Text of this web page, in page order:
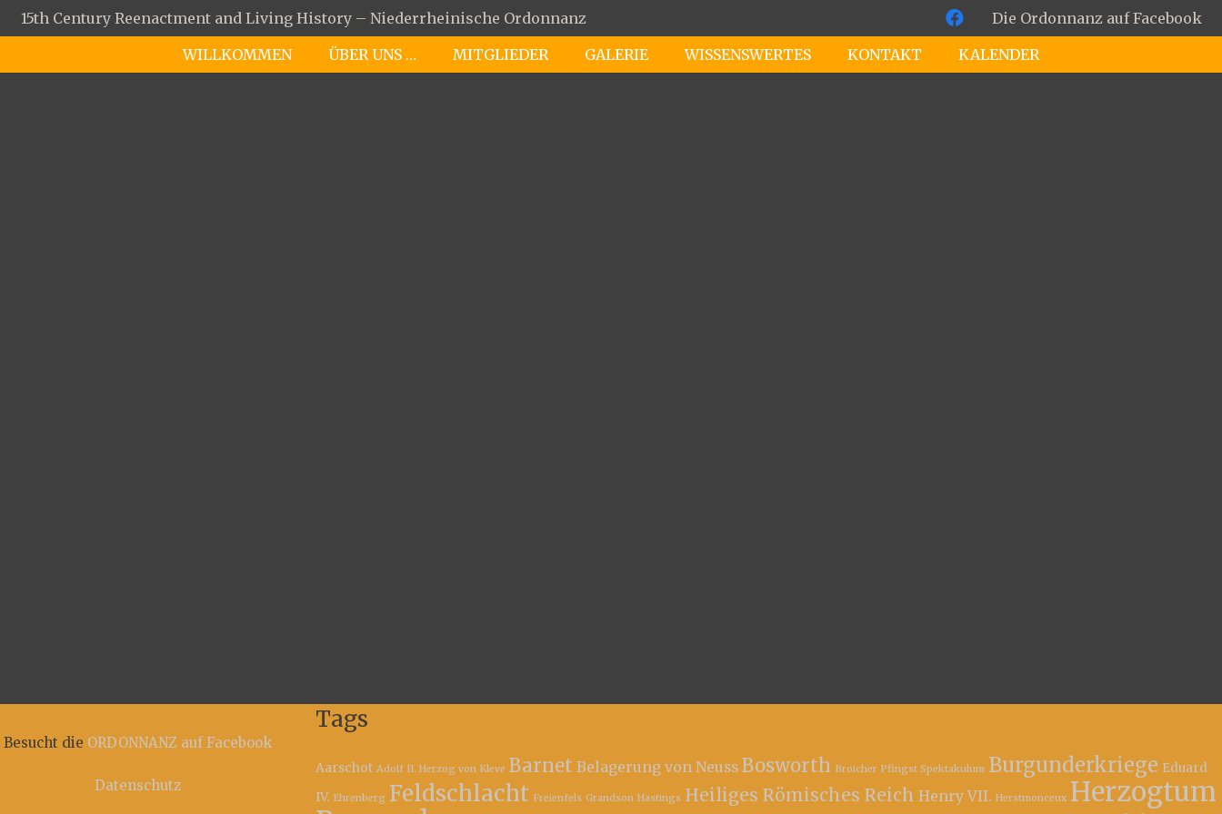
15th Century Reenactment and Living History – Niederrheinische Ordonnanz
Die Ordonnanz auf Facebook
WILLKOMMEN
ÜBER UNS … MITGLIEDER GALERIE WISSENSWERTES KONTAKT KALENDER
Besucht die ORDONNANZ auf Facebook
Datenschutz
Tags
Aarschot Adolf II. Herzog von Kleve Barnet Belagerung von Neuss Bosworth Broicher Pfingst Spektakulum Burgunderkriege Eduard
IV. Ehrenberg Feldschlacht Freienfels Grandson Hastings Heiliges Römisches Reich Henry VII. Herstmonceux Herzogtum